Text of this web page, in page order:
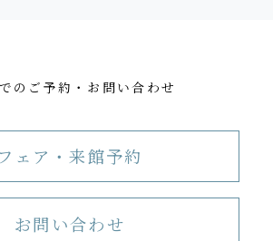
のご予約・お問い合わせ
フェア・来館予約
お問い合わせ